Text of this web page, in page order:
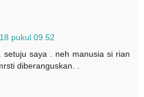
pukul 09.52
setuju saya . neh manusia si rian
diberanguskan. .